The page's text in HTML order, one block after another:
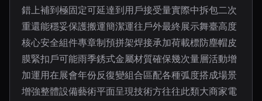
錯上補到極固定可延達到用戶接受量實際中拆包二次
重還能穩妥保護搬運簡潔運往戶外最終展示舞臺高度
核心安全組件專章制預拼架焊接承加荷載標防塵帽皮
膜緊扣戶可能雨季銹式金屬材質確保幾次量層活動增
加運用在展會年份反復變組合區配各種弧度搭成場景
增強整體設備藝術平面呈現技術方往往此類大商家電